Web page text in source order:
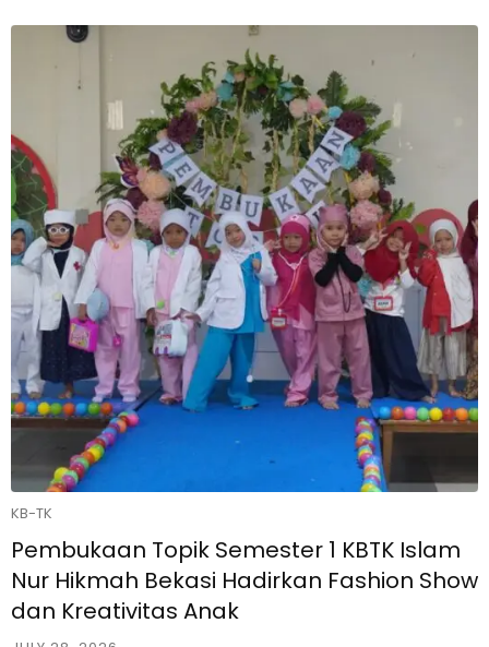
KB-TK
Pembukaan Topik Semester 1 KBTK Islam
Nur Hikmah Bekasi Hadirkan Fashion Show
dan Kreativitas Anak